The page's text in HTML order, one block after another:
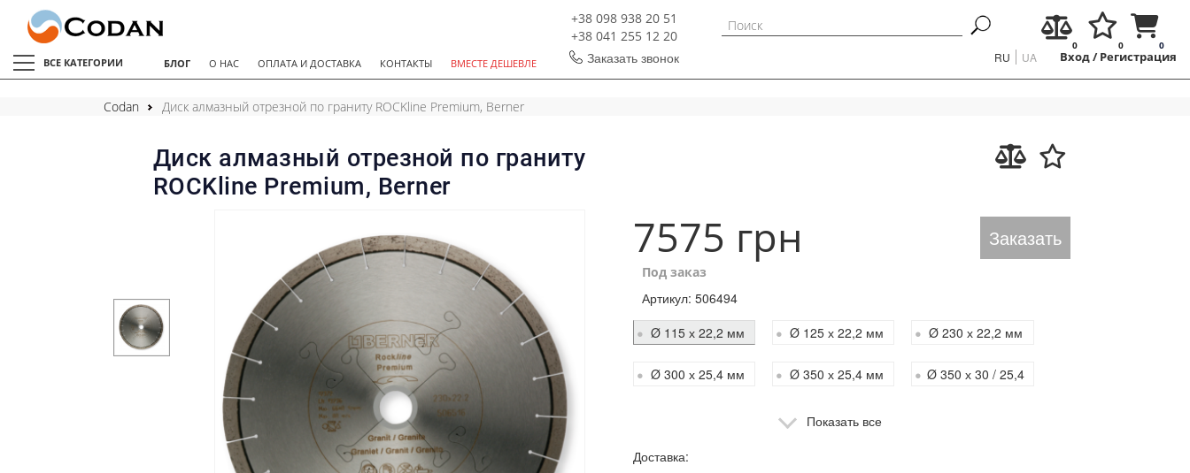
ВСЕ КАТЕГОРИИ БЛОГ О НАС ОПЛАТА И ДОСТАВКА КОНТАКТЫ ВМЕСТЕ ДЕШЕВЛЕ
+38 098 938 20 51
+38 041 255 12 20
Заказать звонок
0
0
0
Вход/Регистрация
RU UA
Codan Диск алмазный отрезной по граниту ROCKline Premium, Berner
Диск алмазный отрезной по граниту
ROCKline Premium, Berner
7575 грн Заказать
Под заказ
Артикул: 506494
Ø 115 х 22,2 мм
Ø 125 х 22,2 мм Ø 230 х 22,2 мм
Ø 300 х 25,4 мм Ø 350 х 25,4 мм
Ø 350 х 30 / 25,4
Показать все
Доставка: